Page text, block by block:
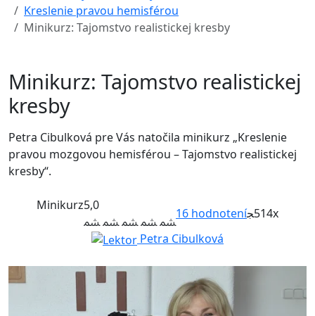
Kreslenie pravou hemisférou
Minikurz: Tajomstvo realistickej kresby
Minikurz: Tajomstvo realistickej
kresby
Petra Cibulková pre Vás natočila minikurz „Kreslenie
pravou mozgovou hemisférou – Tajomstvo realistickej
kresby“.
Minikurz5,0
16 hodnotení 514x
Petra Cibulková